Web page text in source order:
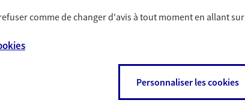
AXA
comme de changer d'avis à tout moment en allant sur
Personnaliser les cookies